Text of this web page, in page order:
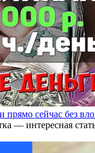
прямо сейчас без
— интересная